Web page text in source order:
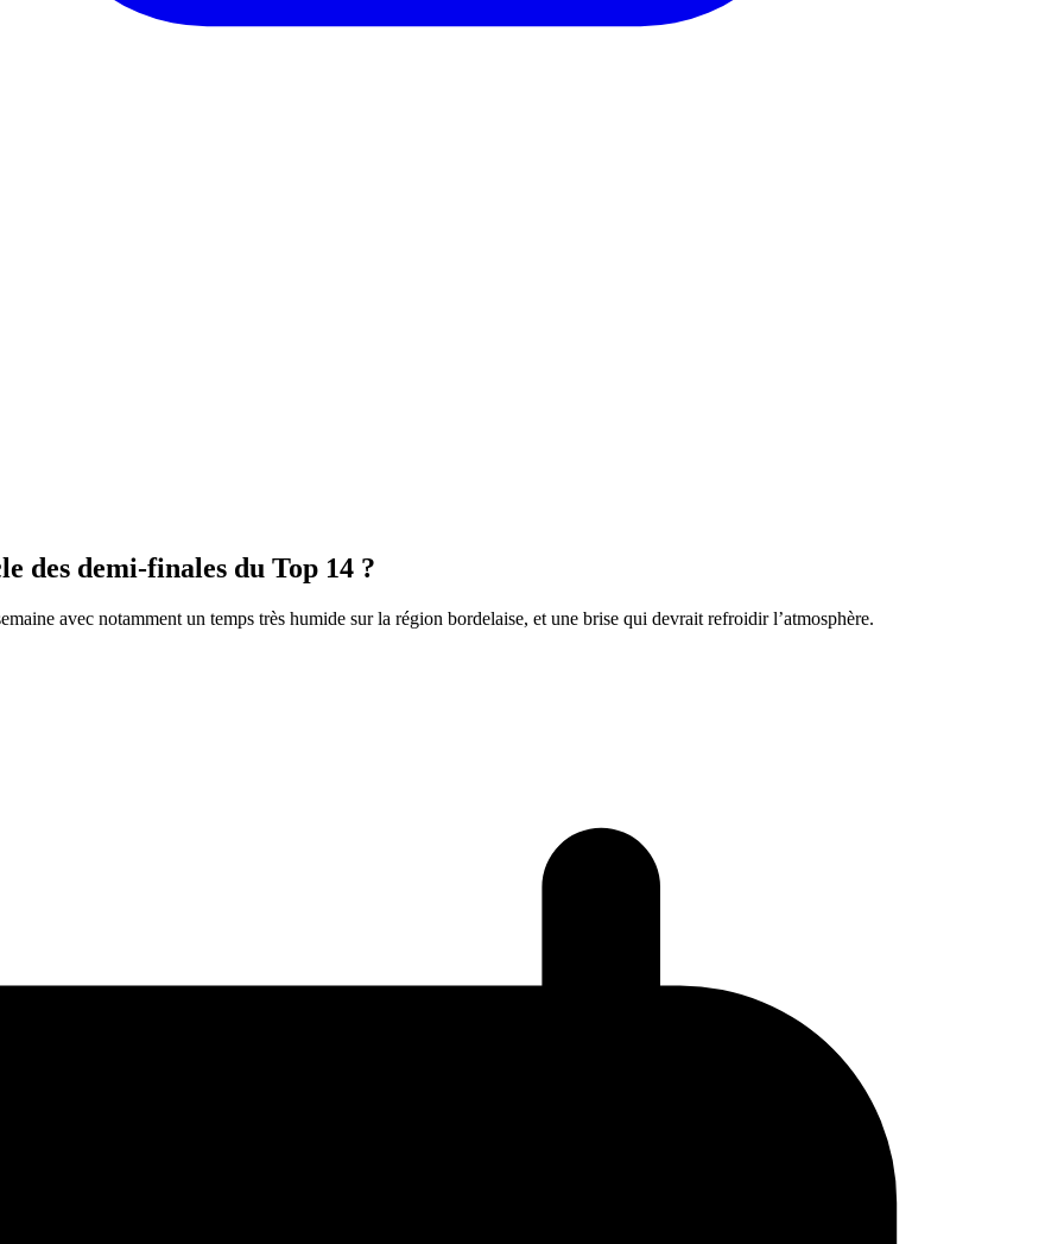
des demi-finales du Top 14 ?
avec notamment un temps très humide sur la région bordelaise, et une brise qui devrait refroidir l’atmosphère.